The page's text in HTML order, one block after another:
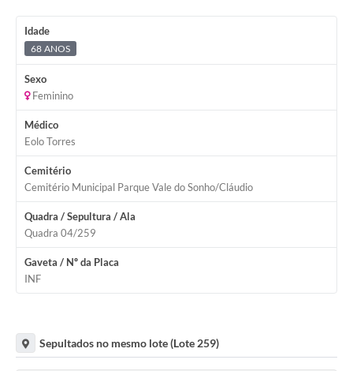
Idade
68 ANOS
Sexo
Feminino
Médico
Eolo Torres
Cemitério
Cemitério Municipal Parque Vale do Sonho/Cláudio
Quadra / Sepultura / Ala
Quadra 04/259
Gaveta / Nº da Placa
INF
Sepultados no mesmo lote (Lote 259)